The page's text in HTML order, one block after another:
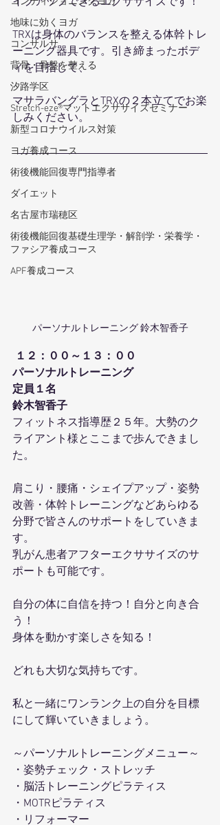
地味に効くヨガ
コンサルサ
背骨・骨盤を整える
汐路学区
Stretch-eze®マットエクササイズセミナー
新型コロナウイルス対策
ヨガ養成コース
術後機能回復専門指導者
ダイエット
名古屋市瑞穂区
術後機能回復基礎生理学・解剖学・栄養学・
ファシア養成コース
APF養成コース
TRXは身体のバランスを整える体幹トレ
ーニング器具です。引き締まったボデ
ィを目指して、
マサラバングラとTRXの２本立てでお楽
しみください。
パーソナルトレーニング 鈴木智香子
１２：００～１３：００
パーソナルトレーニング
定員１名
鈴木智香子
フィットネス指導歴２５年。大勢のク
ライアント様とここまで歩んできまし
た。
肩こり・腰痛・シェイプアップ・姿勢
改善・体幹トレーニングなどあらゆる
分野で皆さんのサポートをしていきま
す。
乳がん患者アフターエクササイズのサ
ポートも可能です。
自分の体に自信を持つ！自分と向き合
う！
身体を動かす楽しさを知る！
どれも大切な気持ちです。
私と一緒にワンランク上の自分を目標
にして輝いていきましょう。
～パーソナルトレーニングメニュー～
・姿勢チェック・ストレッチ
・脳活トレーニングピラティス
・MOTRピラティス
・リフォーマー